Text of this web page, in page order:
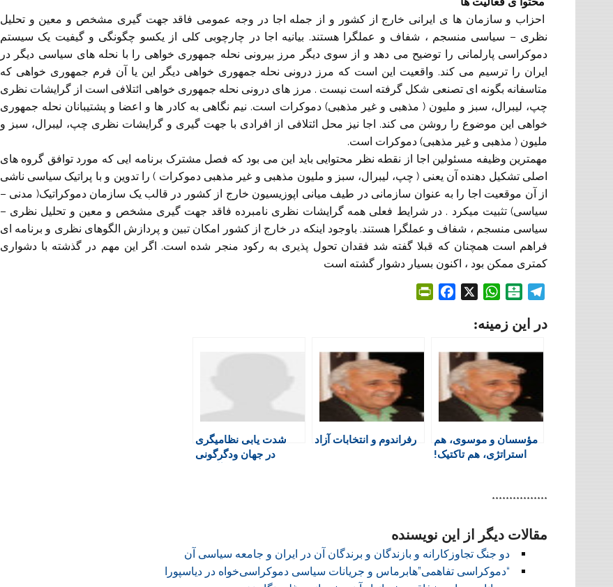
احزاب و سازمان ها ی ایرانی خارج از کشور و از جمله اجا در وجه عمومی فاقد جهت گیری مشخص و معین و تحلیل
نظری – سیاسی منسجم ، شفاف و عملگرا هستند. بیانیه اجا در چارچوبی کلی از یکسو چگونگی و گیفیت یک سیستم
دموکراسی پارلمانی را توضیح می دهد و از سوی دیگر مرز بیرونی نحله جمهوری خواهی را با نحله های سیاسی دیگر در
ایران را ترسیم می کند. واقعیت این است که مرز درونی نحله جمهوری خواهی دیگر این یا آن فرم جمهوری خواهی که
متاسفانه بگونه ای تصنعی شکل گرفته است نیست . مرز های درونی نحله جمهوری خواهی ائتلافی است از گرایشات نظری
چپ، لیبرال، سبز و ملیون ( مذهبی و غیر مذهبی) دموکرات است. نیم نگاهی به کادر ها و اعضا و پشتیبانان نحله جمهوری
خواهی این موضوع را روشن می کند. اجا نیز محل ائتلافی از افرادی با جهت گیری و گرایشات نظری چپ، لیبرال، سبز و
ملیون ( مذهبی و غیر مذهبی) دموکرات است.
مهمترین وظیفه مسئولین اجا از نقطه نظر محتوایی باید این می بود که فصل مشترک برنامه ایی که مورد توافق گروه های
اصلی تشکیل دهنده آن یعنی ( چپ، لیبرال، سبز و ملیون مذهبی و غیر مذهبی دموکرات ) را تدوین و با پراتیک سیاسی ناشی
از آن موقعیت اجا را به عنوان سازمانی در طیف میانی اپوزیسیون خارج از کشور در قالب یک سازمان دموکراتیک( مدنی –
سیاسی) تثبیت میکرد . در شرایط فعلی همه گرایشات نظری نامبرده فاقد جهت گیری مشخص و معین و تحلیل نظری –
سیاسی منسجم ، شفاف و عملگرا هستند. باوجود اینکه در خارج از کشور امکان تبین و پردازش الگوهای نظری و برنامه ای
فراهم است همچنان که قبلا گفته شد فقدان تحول پذیری به رکود منجر شده است. اگر این مهم در گذشته با دشواری
کمتری ممکن بود ، اکنون بسیار دشوار گشته است
l
r
a
m
l
t
a
r
i
n
W
a
s
A
p
p
i
e
n
در این زمینه:
مؤسسان و موسوی، هم
استراتژی، هم تاکتیک!
رفراندوم و انتخابات آزاد
شدت یابی نظامیگری
در جهان ودگرگونی
****************
مقالات دیگر از این نویسنده
دو جنگ تجاوزکارانه و بازندگان و برندگان آن در ایران و جامعه سیاسی آن
“دموکراسی تفاهمی”هابرماس و جریانات سیاسی دموکراسی‌خواه در دیاسپورا